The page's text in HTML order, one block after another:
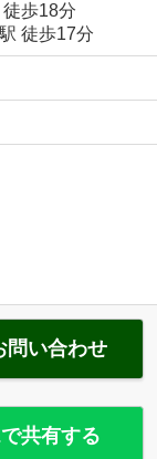
歩18分
駅 徒歩17分
問い合わせ
共有する